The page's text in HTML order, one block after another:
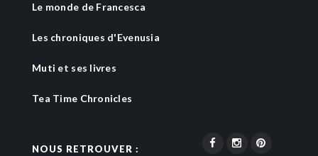
Le monde de Francesca
Les chroniques d'Evenusia
Muti et ses livres
Tea Time Chronicles
NOUS RETROUVER :